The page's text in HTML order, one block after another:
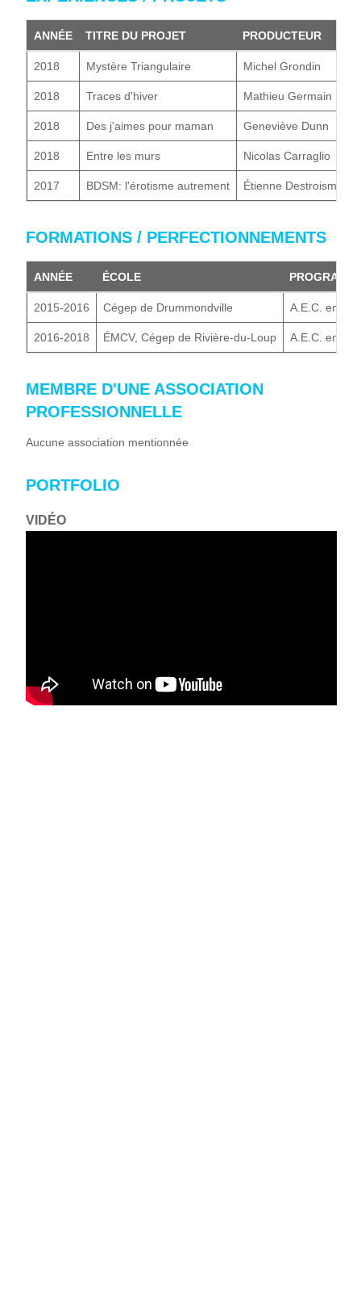
ANNÉE TITRE DU PROJET PRODUCTEUR
2018 Mystère Triangulaire Michel Grondin
2018 Traces d'hiver Mathieu Germain
2018 Des j'aimes pour maman Geneviève Dunn
2018 Entre les murs Nicolas Carraglio
2017 BDSM: l'érotisme autrement Étienne
FORMATIONS / PERFECTIONNEMENTS
ANNÉE ÉCOLE
2015-2016 Cégep de Drummondville A.E.C. en
2016-2018 ÉMCV, Cégep de Rivière-du-Loup A.E.C. en
MEMBRE D'UNE ASSOCIATION
PROFESSIONNELLE
Aucune association mentionnée
PORTFOLIO
VIDÉO